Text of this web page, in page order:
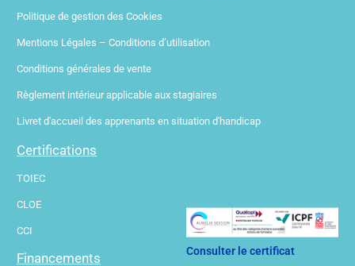
Politique de gestion des Cookies
Mentions Légales – Conditions d’utilisation
Conditions générales de vente
Règlement intérieur applicable aux stagiaires
Livret d'accueil des apprenants en situation d'handicap
Certifications
TOIEC
CLOE
CCI
Financements Consulter le certificat